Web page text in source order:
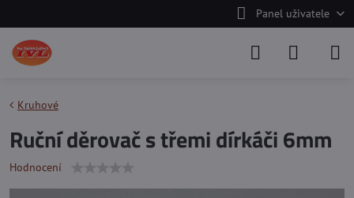
Panel uživatele
Kruhové
Ruční děrovač s třemi dírkáči 6mm
Hodnocení